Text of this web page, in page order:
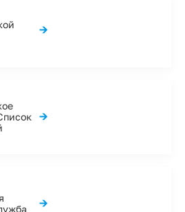
→
→
→